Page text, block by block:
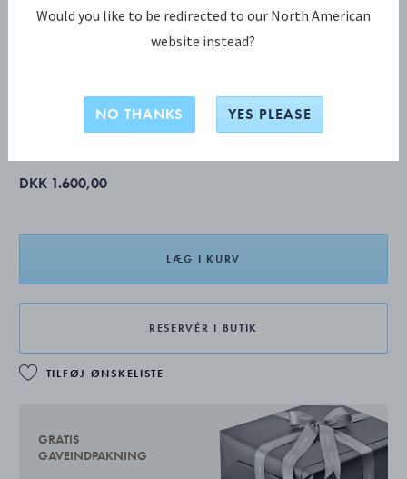
THE ARTISANS SERIES KOLLEKTION
DKK 1.600,00
LÆG I KURV
RESERVÉR I BUTIK
TILFØJ ØNSKELISTE
GRATIS
GAVEINDPAKNING
Would you like to be redirected to our North American
website instead?
NO THANKS YES PLEASE